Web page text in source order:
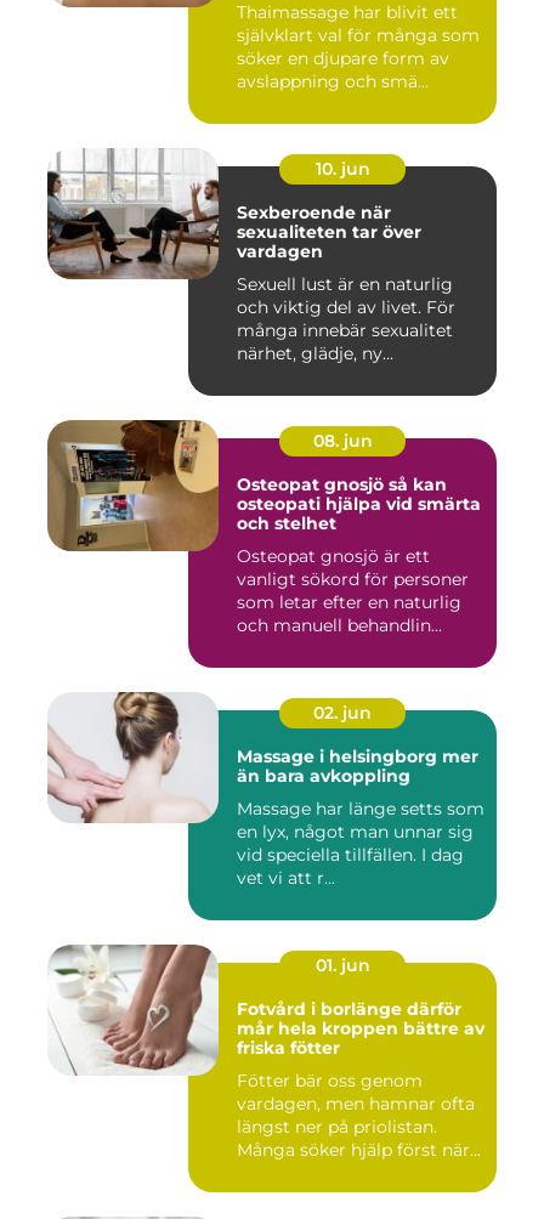
Thaimassage har blivit ett
självklart val för många som
söker en djupare form av
avslappning och smä...
10. jun
Sexberoende när
sexualiteten tar över
vardagen
Sexuell lust är en naturlig
och viktig del av livet. För
många innebär sexualitet
närhet, glädje, ny...
08. jun
Osteopat gnosjö så kan
osteopati hjälpa vid smärta
och stelhet
Osteopat gnosjö är ett
vanligt sökord för personer
som letar efter en naturlig
och manuell behandlin...
02. jun
Massage i helsingborg mer
än bara avkoppling
Massage har länge setts som
en lyx, något man unnar sig
vid speciella tillfällen. I dag
vet vi att r...
01. jun
Fotvård i borlänge därför
mår hela kroppen bättre av
friska fötter
Fötter bär oss genom
vardagen, men hamnar ofta
längst ner på priolistan.
Många söker hjälp först när...